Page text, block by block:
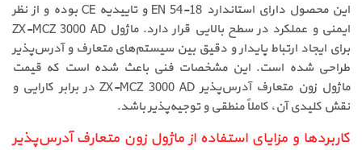
این محصول دارای استاندارد EN 54-18 و تاییدیه CE بوده و از نظر
ایمنی و عملکرد در سطح بالایی قرار دارد. ماژول ZX-MCZ 3000 AD
برای ایجاد ارتباط پایدار و دقیق بین سیستم‌های متعارف و آدرس‌پذیر
طراحی شده است. این مشخصات فنی باعث شده است که قیمت
ماژول زون متعارف آدرس‌پذیر ZX-MCZ 3000 AD در برابر کارایی و
نقش کلیدی آن، کاملاً منطقی و توجیه‌پذیر باشد.
کاربردها و مزایای استفاده از ماژول زون متعارف آدرس‌پذیر